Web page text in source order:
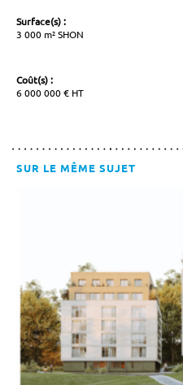
Surface(s) :
3 000 m² SHON
Coût(s) :
6 000 000 € HT
SUR LE MÊME SUJET